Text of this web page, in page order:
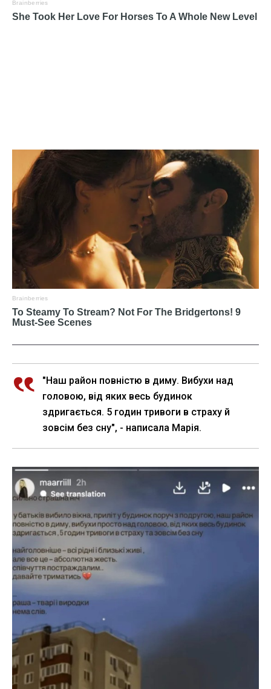
"Наш район повністю в диму. Вибухи над
головою, від яких весь будинок
здригається. 5 годин тривоги в страху й
зовсім без сну", - написала Марія.